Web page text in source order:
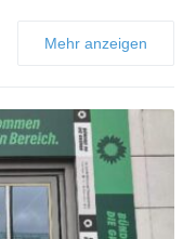
Mehr anzeigen